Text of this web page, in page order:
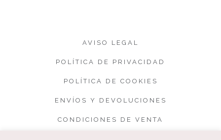
AVISO LEGAL
POLÍTICA DE PRIVACIDAD
POLÍTICA DE COOKIES
ENVÍOS Y DEVOLUCIONES
CONDICIONES DE VENTA